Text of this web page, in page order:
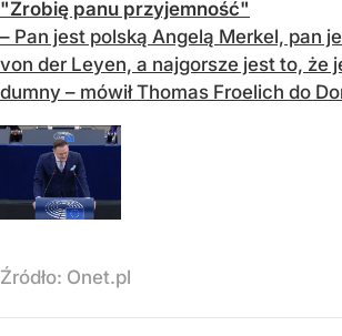
"Zrobię panu przyjemność"
– Pan jest polską Angelą Merkel, pan
von der Leyen, a najgorsze jest to, że
dumny – mówił Thomas Froelich do
Źródło: Onet.pl